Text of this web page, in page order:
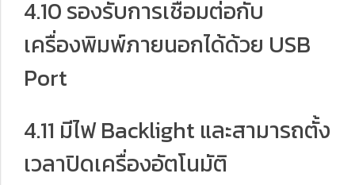
4.10 รองรับการเชื่อมต่อกับ
เครื่องพิมพ์ภายนอกได้ด้วย USB
Port
4.11 มีไฟ Backlight และสามารถตั้ง
เวลาปิดเครื่องอัตโนมัติ